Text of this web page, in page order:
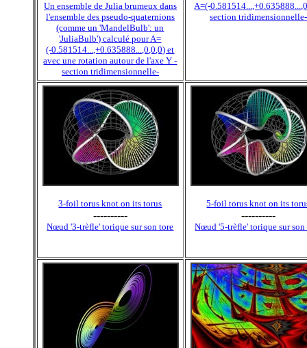
Un ensemble de Julia brumeux dans
l'ensemble des pseudo-quaternions
(comme un 'MandelBulb': un
'JuliaBulb') calculé pour A=
(-0.581514...,+0.635888...,0,0,0) et
avec une rotation autour de l'axe Y -
section tridimensionnelle-
A=(-
section tridimensionnelle-
3-foil torus knot on its torus
----------
Nœud '3-trèfle' torique sur son tore
5-foil torus knot on its
----------
Nœud '5-trèfle' torique sur son